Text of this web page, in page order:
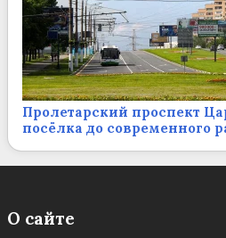
Пролетарский проспект
посёлка до современного
О сайте